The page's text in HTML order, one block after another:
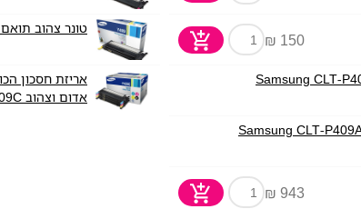
150 ₪
943 ₪
טונר צהוב תואם Samsung CLT-Y409S
אדום וצהוב Samsung CLT-P409C